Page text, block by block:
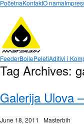
PočetnaKontaktO nama
FeederBoilePeletiAditivi i
Tag Archives:
Galerija Ulova
June 18, 2011
Masterbih